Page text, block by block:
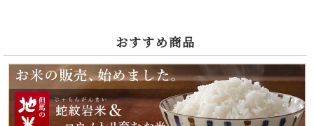
絞り込む
おすすめ商品